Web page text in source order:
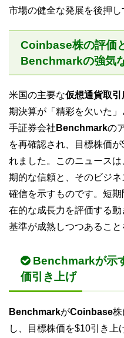
市場の健全な発展を後押し
Coinbase株の評価
Benchmarkの強気
米国の主要な仮想通貨取引
期決算が「精彩を欠いた
手証券会社 Benchmarkの
を再確認され、目標株価
れました。このニュースは
期的な信頼と、そのビジ
確信を示すものです。短
在的な成長力を評価する動
基準が成熟しつつあること
Benchmarkが示
価引き上げ
BenchmarkがCoinbase株
し、目標株価を$10引き上